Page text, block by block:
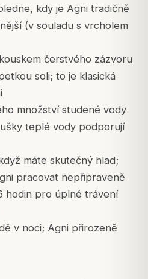
kdy je Agni tradičně
(v souladu s vrcholem
čerstvého zázvoru
soli; to je klasická
množství studené vody
teplé vody podporují
máte skutečný hlad;
pracovat nepřipraveně
hodin pro úplné trávení
v noci; Agni přirozeně